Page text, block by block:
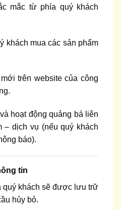
mắc từ phía quý khách
khách mua các sản phẩm
trên website của công
hoạt động quảng bá liên
– dịch vụ (nếu quý khách
báo).
tin
quý khách sẽ được lưu trữ
hủy bỏ.